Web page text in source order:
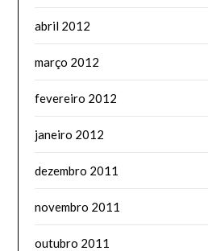
abril 2012
março 2012
fevereiro 2012
janeiro 2012
dezembro 2011
novembro 2011
outubro 2011